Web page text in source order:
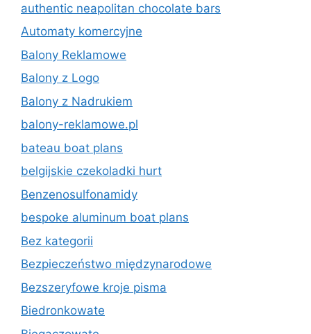
authentic neapolitan chocolate bars
Automaty komercyjne
Balony Reklamowe
Balony z Logo
Balony z Nadrukiem
balony-reklamowe.pl
bateau boat plans
belgijskie czekoladki hurt
Benzenosulfonamidy
bespoke aluminum boat plans
Bez kategorii
Bezpieczeństwo międzynarodowe
Bezszeryfowe kroje pisma
Biedronkowate